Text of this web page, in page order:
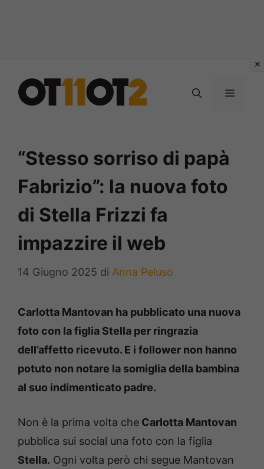
contenuto
MENU
“Stesso sorriso di papà
Fabrizio”: la nuova foto
di Stella Frizzi fa
impazzire il web
14 Giugno 2025 di Anna Peluso
Carlotta Mantovan ha pubblicato una nuova
foto con la figlia Stella per ringrazia
dell’affetto ricevuto. E i follower non hanno
potuto non notare la somiglia della bambina
al suo indimenticato padre.
Non è la prima volta che Carlotta Mantovan
pubblica sui social una foto con la figlia
Stella. Ogni volta però chi segue Mantovan